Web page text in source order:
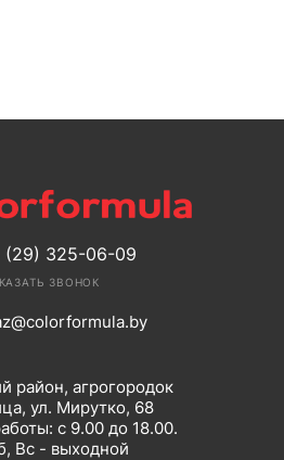
(29) 325-06-09
ЗВОНОК
район, агрогородок
ул. Мирутко, 68
с 9.00 до 18.00.
Вс - выходной